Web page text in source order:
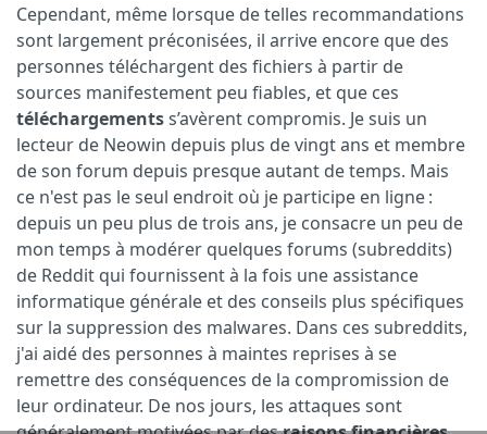
Cependant, même lorsque de telles recommandations
sont largement préconisées, il arrive encore que des
personnes téléchargent des fichiers à partir de
sources manifestement peu fiables, et que ces
téléchargementss’avèrent compromis. Je suis un
lecteur de Neowin depuis plus de vingt ans et membre
de son forum depuis presque autant de temps. Mais
ce n'est pas le seul endroit où je participe en ligne :
depuis un peu plus de trois ans, je consacre un peu de
mon temps à modérer quelques forums (subreddits)
de Reddit qui fournissent à la fois une assistance
informatique générale et des conseils plus spécifiques
sur la suppression des malwares. Dans ces subreddits,
j'ai aidé des personnes à maintes reprises à se
remettre des conséquences de la compromission de
leur ordinateur. De nos jours, les attaques sont